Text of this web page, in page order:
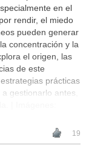
en el
rendir, el miedo
pueden generar
concentración y la
el origen, las
de este
prácticas
gestionarlo antes,
19